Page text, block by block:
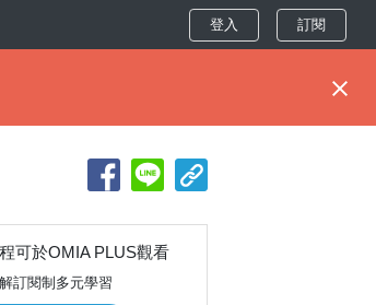
登入 訂閱
可於OMIA PLUS觀看
訂閱制多元學習